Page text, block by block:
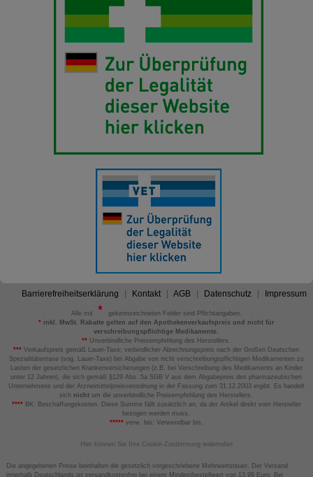
Barrierefreiheitserklärung Kontakt AGB Datenschutz Impressum
Alle mit
gekennzeichneten Felder sind Pflichtangaben.
*inkl. MwSt. Rabatte gelten auf den Apothekenverkaufspreis und nicht für
verschreibungspflichtige Medikamente.
** Unverbindliche Preisempfehlung des Herstellers.
*** Verkaufspreis gemäß Lauer-Taxe; verbindlicher Abrechnungspreis nach der Großen Deutschen
Spezialitätentaxe (sog. Lauer-Taxe) bei Abgabe von nicht verschreibungspflichtigen Medikamenten zu
Lasten der gesetzlichen Krankenversicherungen (z.B. bei Verschreibung des Medikaments an Kinder
unter 12 Jahren), die sich gemäß §129 Abs. 5a SGB V aus dem Abgabepreis des pharmazeutischen
Unternehmens und der Arzneimittelpreisverordnung in der Fassung zum 31.12.2003 ergibt. Es handelt
sich nicht um die unverbindliche Preisempfehlung des Herstellers.
****BK: Beschaffungskosten. Diese Summe fällt zusätzlich an, da der Artikel direkt vom Hersteller
bezogen werden muss.
*****verw. bis: Verwendbar bis.
Hier können Sie Ihre Cookie-Zustimmung widerrufen
Die angegebenen Preise beinhalten die gesetzlich vorgeschriebene Mehrwertsteuer. Der Versand
innerhalb Deutschlands ist versandkostenfrei bei einem Mindestbestellwert von 13,99 Euro. Bei